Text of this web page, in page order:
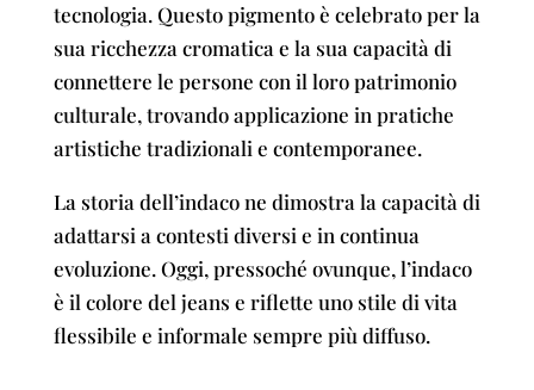
tecnologia. Questo pigmento è celebrato per la
sua ricchezza cromatica e la sua capacità di
connettere le persone con il loro patrimonio
culturale, trovando applicazione in pratiche
artistiche tradizionali e contemporanee.
La storia dell’indaco ne dimostra la capacità di
adattarsi a contesti diversi e in continua
evoluzione. Oggi, pressoché ovunque, l’indaco
è il colore del jeans e riflette uno stile di vita
flessibile e informale sempre più diffuso.